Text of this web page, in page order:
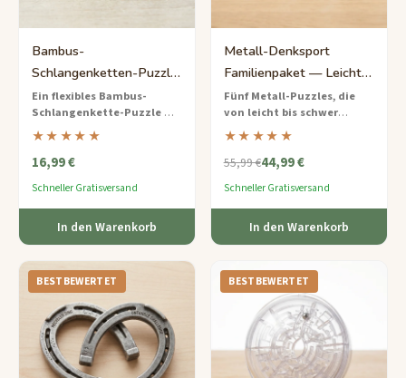
Bambus-
Schlangenketten-Puzzle
— Leicht Flexibler Spaß
für Alle
Ein flexibles Bambus-
Schlangenkette-Puzzlemit
24 dreieckigen Segmenten –
drehen und falten Sie es in
Dutzende von Formen und
★★★★★
16,99 €
Schneller Gratisversand
In den Warenkorb
Metall-Denksport
Familienpaket — Leicht
bis Schwer
Steigerungsset
Fünf Metall-Puzzles, die
von leicht bis schwer
eingestuft sind
vollständige
Familienherausforderung in
Geschenkbox.
★★★★★
55,99 €44,99 €
Schneller Gratisversand
In den Warenkorb
BESTBEWERTET BESTBEWERTET